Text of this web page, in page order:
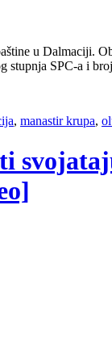
u Dalmaciji.
stupnja SPC-a i
, manastir krupa,